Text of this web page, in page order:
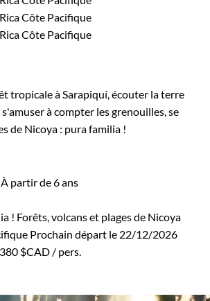
tropicale à Sarapiquí, écouter la terre
à compter les grenouilles, se
de Nicoya : pura familia !
À partir de 6 ans
! Forêts, volcans et plages de Nicoya
Prochain départ le 22/12/2026
$CAD / pers.